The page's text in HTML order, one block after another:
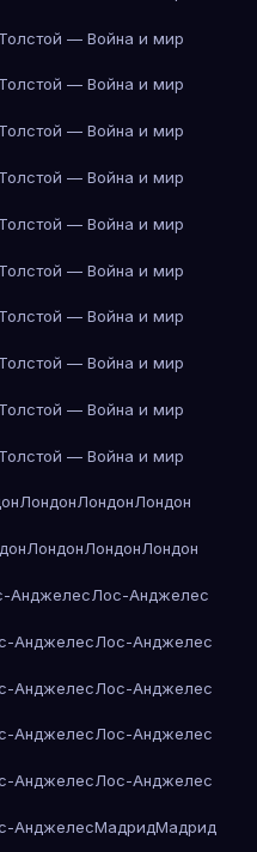
— Война и мир
— Война и мир
— Война и мир
— Война и мир
— Война и мир
— Война и мир
— Война и мир
— Война и мир
— Война и мир
— Война и мир
ЛондонЛондонЛондон
ЛондонЛондонЛондон
АнджелесЛос-Анджелес
АнджелесЛос-Анджелес
АнджелесЛос-Анджелес
АнджелесЛос-Анджелес
АнджелесЛос-Анджелес
АнджелесМадридМадрид